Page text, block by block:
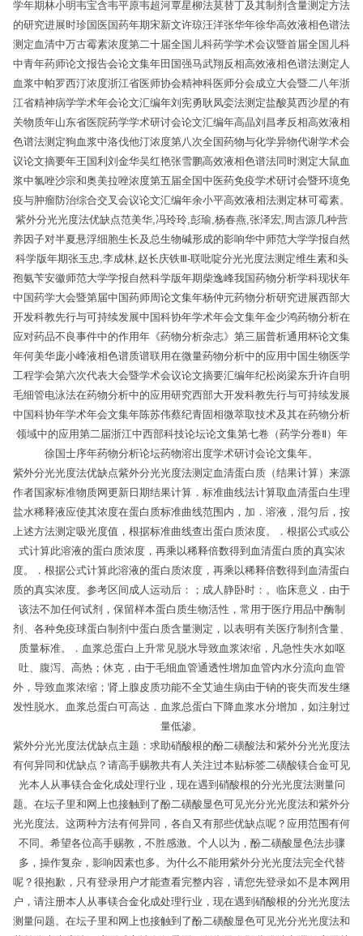
学年期林小明韦宝含韦平原韦超河覃星柳法莫替丁及其制剂含量测定方法
的研究进展时珍国医国药年期宋新文许琼汪洋张华年徐华高效液相色谱法
测定血清中万古霉素浓度第二十届全国儿科药学学术会议暨首届全国儿科
中青年药师论文报告会论文集年田国强马武翔反相高效液相色谱法测定人
血浆中帕罗西汀浓度浙江省医师协会精神科医师分会成立大会暨二八年浙
江省精神病学学术年会论文汇编年刘宪勇耿凤娈法测定盐酸莫西沙星的有
关物质年山东省医院药学学术研讨会论文汇编年高晶刘昌孝反相高效液相
色谱法测定狗血浆中洛伐他汀浓度第八次全国药物与化学异物代谢学术会
议论文摘要年王国利刘金华吴红艳张雪鹏高效液相色谱法同时测定大鼠血
浆中氯唑沙宗和奥美拉唑浓度第五届全国中医药免疫学术研讨会暨环境免
疫与肿瘤防治综合交叉会议论文汇编年余小平高效液相法测定林可霉素。
紫外分光光度法优缺点范美华,冯玲玲,彭瑜,杨春燕,张泽宏,周吉源几种营
养因子对半夏悬浮细胞生长及总生物碱形成的影响华中师范大学学报自然
科学版年期张玉忠,李成林,赵长庆铁Ⅲ-联吡啶分光光度法测定维生素和头
孢氨苄安徽师范大学学报自然科学版年期柴逸峰我国药物分析学科现状年
中国药学大会暨第届中国药师周论文集年杨仲元药物分析研究进展西部大
开发科教先行与可持续发展中国科协年学术年会文集年金少鸿药物分析在
应对药品不良事件中的作用年《药物分析杂志》第三届普析通用杯论文集
年何美华庞小峰液相色谱质谱联用在微量药物分析中的应用中国生物医学
工程学会第六次代表大会暨学术会议论文摘要汇编年纪松岗梁东升许自明
毛细管电泳法在药物分析中的应用研究西部大开发科教先行与可持续发展
中国科协年学术年会文集年陈苏伟蔡纪青固相微萃取技术及其在药物分析
领域中的应用第二届浙江中西部科技论坛论文集第七卷（药学分卷Ⅱ）年
徐国士序年药物分析论坛药物溶出度学术研讨会论文集年。
紫外分光光度法优缺点紫外分光光度法测定血清蛋白质（结果计算）来源
作者国家标准物质网更新日期结果计算．标准曲线法计算取血清蛋白生理
盐水稀释液应使其浓度在蛋白质标准曲线范围内，加．溶液，混匀后，按
上述方法测定吸光度值，根据标准曲线查出蛋白质浓度。．根据公式或公
式计算此溶液的蛋白质浓度，再乘以稀释倍数得到血清蛋白质的真实浓
度。．根据公式计算此溶液的蛋白质浓度，再乘以稀释倍数得到血清蛋白
质的真实浓度。参考区间成人运动后：；成人静卧时：。临床意义．由于
该法不加任何试剂，保留样本蛋白质生物活性，常用于医疗用品中酶制
剂、各种免疫球蛋白制剂中蛋白质含量测定，以表明有关医疗制剂含量、
质量标准。．血浆总蛋白上升常见脱水导致血浆浓缩，凡急性失水如呕
吐、腹泻、高热；休克，由于毛细血管通透性增加血管内水分流向血管
外，导致血浆浓缩；肾上腺皮质功能不全艾迪生病由于钠的丧失而发生继
发性脱水。血浆总蛋白可高达．血浆总蛋白下降血浆水分增加，如注射过
量低渗。
紫外分光光度法优缺点主题：求助硝酸根的酚二磺酸法和紫外分光光度法
有何异同和优缺点？请高手赐教共有人关注过本贴标签二磺酸镁合金可见
光本人从事镁合金化成处理行业，现在遇到硝酸根的分光光度法测量问
题。在坛子里和网上也接触到了酚二磺酸显色可见光分光光度法和紫外分
光光度法。这两种方法有何异同，各自又有那些优缺点呢？应用范围有何
不同。希望各位高手赐教，不胜感激。个人以为，酚二磺酸显色法步骤
多，操作复杂，影响因素也多。为什么不能用紫外分光光度法完全代替
呢？很抱歉，只有登录用户才能查看完整内容，请您先登录如不是本网用
户，请注册本人从事镁合金化成处理行业，现在遇到硝酸根的分光光度法
测量问题。在坛子里和网上也接触到了酚二磺酸显色可见光分光光度法和